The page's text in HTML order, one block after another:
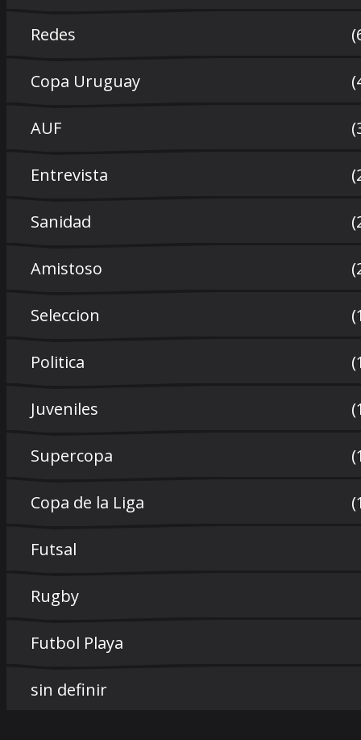
Redes
Copa Uruguay
AUF
Entrevista
Sanidad
Amistoso
Seleccion
Politica
Juveniles
Supercopa
Copa de la Liga
Futsal
Rugby
Futbol Playa
sin definir